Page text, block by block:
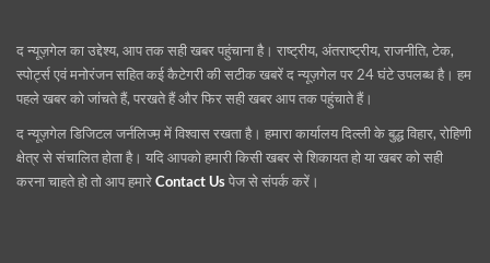
द न्यूज़गेल का उद्देश्य, आप तक सही खबर पहुंचाना है। राष्ट्रीय, अंतराष्ट्रीय, राजनीति, टेक,
स्पोर्ट्स एवं मनोरंजन सहित कई कैटेगरी की सटीक खबरें द न्यूज़गेल पर 24 घंटे उपलब्ध है। हम
पहले खबर को जांचते हैं, परखते हैं और फिर सही खबर आप तक पहुंचाते हैं।
द न्यूज़गेल डिजिटल जर्नलिज्म़ में विश्वास रखता है। हमारा कार्यालय दिल्ली के बुद्ध विहार, रोहिणी
क्षेत्र से संचालित होता है। यदि आपको हमारी किसी खबर से शिकायत हो या खबर को सही
करना चाहते हो तो आप हमारेContact Usपेज से संपर्क करें।